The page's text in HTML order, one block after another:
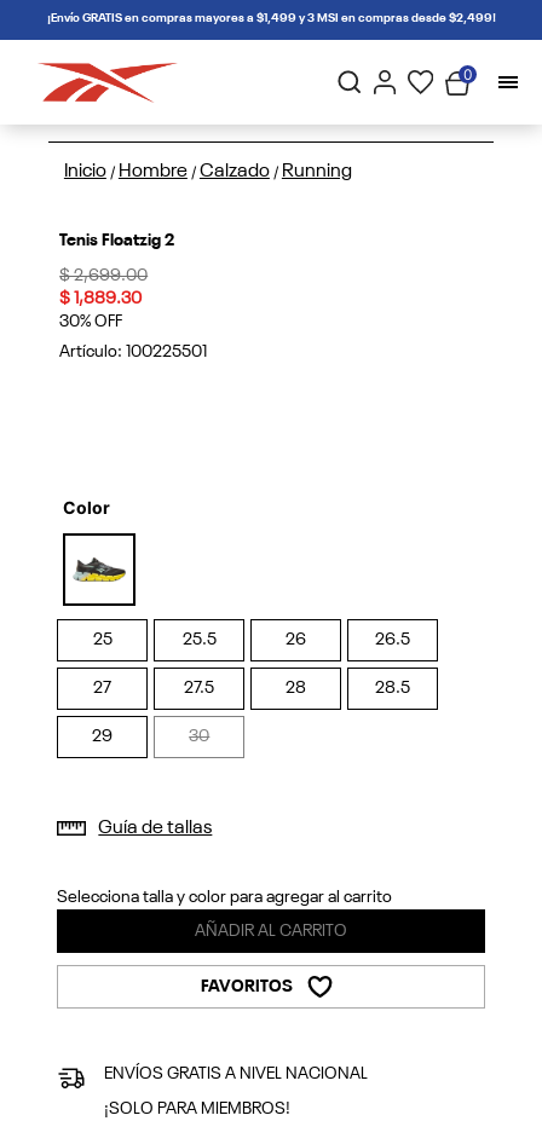
connectif¡Envío GRATIS en compras mayores a $1,499 y 3 MSI en compras desde $2,499!
0
Inicio / Hombre / Calzado / Running
Tenis Floatzig 2
Price reduced from
$ 2,699.00to
$ 1,889.30
30% OFF
Artículo: 100225501
Color
selected
25 25.5 26 26.5
27 27.5 28 28.5
29 30
Guía de tallas
Selecciona talla y color para agregar al carrito
AÑADIR AL CARRITO
FAVORITOS
ENVÍOS GRATIS A NIVEL NACIONAL
¡SOLO PARA MIEMBROS!